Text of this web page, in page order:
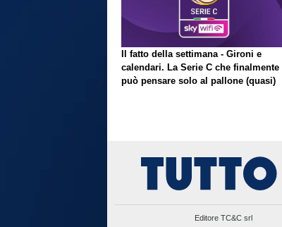
Il fatto della settimana - Gironi e
calendari. La Serie C che finalmente
può pensare solo al pallone (quasi)
Editore TC&C srl